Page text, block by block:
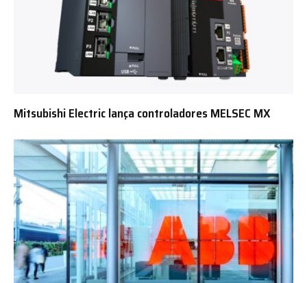
Mitsubishi Electric lança controladores MELSEC MX